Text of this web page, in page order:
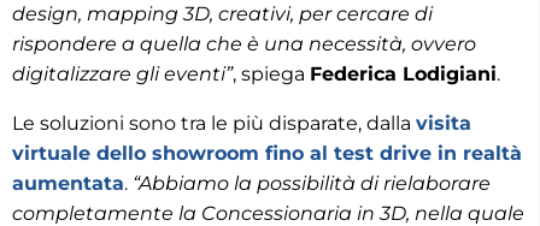
design, mapping 3D, creativi, per cercare di
rispondere a quella che è una necessità, ovvero
digitalizzare gli eventi”, spiega Federica Lodigiani.
Le soluzioni sono tra le più disparate, dalla visita
virtuale dello showroom fino al test drive in realtà
aumentata. “Abbiamo la possibilità di rielaborare
completamente la Concessionaria in 3D, nella quale